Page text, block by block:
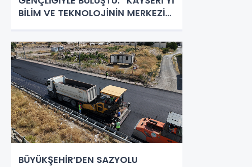
BİLİM VE TEKNOLOJİNİN MERKEZİ
BÜYÜKŞEHİR’DEN SAZYOLU